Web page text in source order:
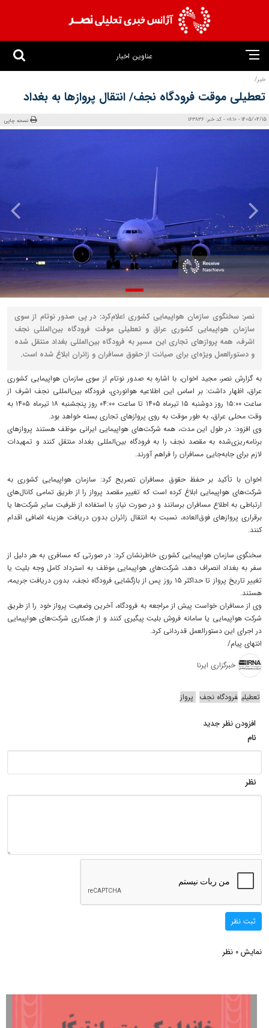
عناوین اخبار
خبر/
تعطیلی موقت فرودگاه نجف/ انتقال پروازها به بغداد
1405/04/15 - 08:10 - کد خبر: 163836 نسخه چاپی
نصر: سخنگوی سازمان هواپیمایی کشوری اعلام‌کرد: در پی صدور نوتام از سوی
سازمان هواپیمایی کشوری عراق و تعطیلی موقت فرودگاه بین‌المللی نجف
اشرف، همه پروازهای تجاری این مسیر به فرودگاه بین‌المللی بغداد منتقل شده
و دستورالعمل ویژه‌ای برای صیانت از حقوق مسافران و زائران ابلاغ شده است.
به گزارش نصر، مجید اخوان، با اشاره به صدور نوتام از سوی سازمان هواپیمایی کشوری
عراق، اظهار داشت: بر اساس این اطلاعیه هوانوردی، فرودگاه بین‌المللی نجف اشرف از
ساعت ۱۵:۰۰ روز دوشنبه ۱۵ تیرماه ۱۴۰۵ تا ساعت ۰۴:۰۰ روز پنجشنبه ۱۸ تیرماه ۱۴۰۵ به
وقت محلی عراق، به طور موقت به روی پروازهای تجاری بسته خواهد بود.
وی افزود: در طول این مدت، همه شرکت‌های هواپیمایی ایرانی موظف هستند پروازهای
برنامه‌ریزی‌شده به مقصد نجف را به فرودگاه بین‌المللی بغداد منتقل کنند و تمهیدات
لازم برای جابه‌جایی مسافران را فراهم آورند.
اخوان با تأکید بر حفظ حقوق مسافران تصریح کرد: سازمان هواپیمایی کشوری به
شرکت‌های هواپیمایی ابلاغ کرده است که تغییر مقصد پرواز را از طریق تمامی کانال‌های
ارتباطی به اطلاع مسافران برسانند و در صورت نیاز، با استفاده از ظرفیت سایر شرکت‌ها یا
برقراری پروازهای فوق‌العاده، نسبت به انتقال زائران بدون دریافت هزینه اضافی اقدام
کنند.
سخنگوی سازمان هواپیمایی کشوری خاطرنشان کرد: در صورتی که مسافری به هر دلیل از
سفر به بغداد انصراف دهد، شرکت‌های هواپیمایی موظف به استرداد کامل وجه بلیت یا
تغییر تاریخ پرواز تا حداکثر ۱۵ روز پس از بازگشایی فرودگاه نجف، بدون دریافت جریمه،
هستند.
وی از مسافران خواست پیش از مراجعه به فرودگاه، آخرین وضعیت پرواز خود را از طریق
شرکت هواپیمایی یا سامانه فروش بلیت پیگیری کنند و از همکاری شرکت‌های هواپیمایی
در اجرای این دستورالعمل قدردانی کرد.
انتهای پیام/
خبرگزاری ایرنا
تعطیلی فرودگاه نجف پرواز
افزودن نظر جدید
نام
نظر
ثبت نظر
نمایش 0 نظر